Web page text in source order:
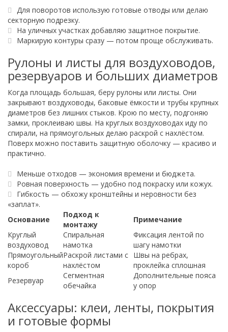
Для поворотов использую готовые отводы или делаю
секторную подрезку.
На уличных участках добавляю защитное покрытие.
Маркирую контуры сразу — потом проще обслуживать.
Рулоны и листы для воздуховодов,
резервуаров и больших диаметров
Когда площадь большая, беру рулоны или листы. Они
закрывают воздуховоды, баковые ёмкости и трубы крупных
диаметров без лишних стыков. Крою по месту, подгоняю
замки, проклеиваю швы. На круглых воздуховодах иду по
спирали, на прямоугольных делаю раскрой с нахлёстом.
Поверх можно поставить защитную оболочку — красиво и
практично.
Меньше отходов — экономия времени и бюджета.
Ровная поверхность — удобно под покраску или кожух.
Гибкость — обхожу кронштейны и неровности без
«заплат».
Основание
Подход к
монтажу
Примечание
Круглый
воздуховод
Спиральная
намотка
Фиксация лентой по
шагу намотки
Прямоугольный
короб
Раскрой листами с
нахлёстом
Швы на ребрах,
проклейка сплошная
Резервуар
Сегментная
обечайка
Дополнительные пояса
у опор
Аксессуары: клеи, ленты, покрытия
и готовые формы